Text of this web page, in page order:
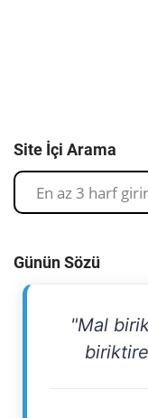
Site İçi Arama
Günün Sözü
"Mal